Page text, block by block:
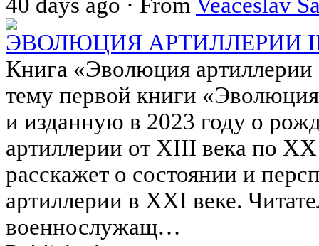
ЭВОЛЮЦИЯ АРТИЛЛЕРИИ
Книга «Эволюция
тему первой книги
и изданную в 2023 году о
артиллерии от XIII века по
расскажет о состоянии и
артиллерии в XXI веке.
военнослужащ…